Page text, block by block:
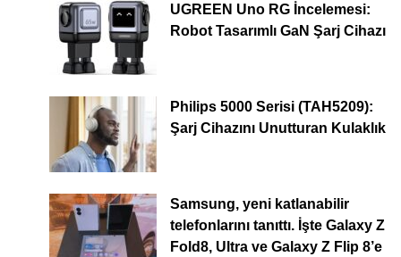
UGREEN Uno RG İncelemesi:
Robot Tasarımlı GaN Şarj Cihazı
Philips 5000 Serisi (TAH5209):
Şarj Cihazını Unutturan Kulaklık
Samsung, yeni katlanabilir
telefonlarını tanıttı. İşte Galaxy Z
Fold8, Ultra ve Galaxy Z Flip 8’e